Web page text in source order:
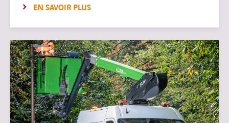
EN SAVOIR PLUS